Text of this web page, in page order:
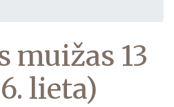
muižas 13
lieta)